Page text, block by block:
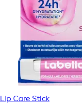
Lip Care Stick